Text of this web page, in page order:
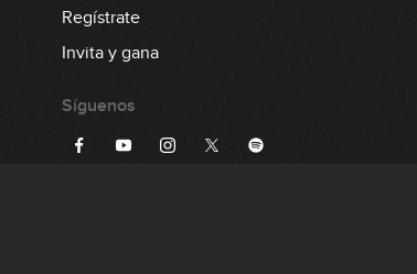
Regístrate
Invita y gana
Síguenos